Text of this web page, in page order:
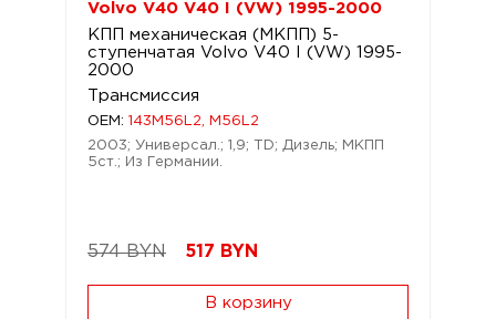
Volvo V40 V40 I (VW) 1995-2000
КПП механическая (МКПП) 5-
ступенчатая Volvo V40 I (VW) 1995-
2000
Трансмиссия
OEM: 143M56L2, M56L2
2003; Универсал.; 1,9; TD; Дизель; МКПП
5ст.; Из Германии.
574 BYN 517 BYN
В корзину